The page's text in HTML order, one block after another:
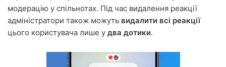
модерацію у спільнотах. Під час видалення реакції
адміністратори також можуть видалити всі реакції
цього користувача лише у два дотики.